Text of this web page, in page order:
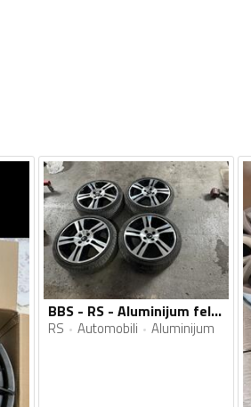
BBS - RS - Aluminijum felne
RS Automobili Aluminijum